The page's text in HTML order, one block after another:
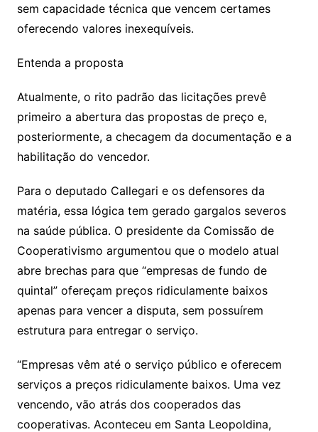
sem capacidade técnica que vencem certames
oferecendo valores inexequíveis.
Entenda a proposta
Atualmente, o rito padrão das licitações prevê
primeiro a abertura das propostas de preço e,
posteriormente, a checagem da documentação e a
habilitação do vencedor.
Para o deputado Callegari e os defensores da
matéria, essa lógica tem gerado gargalos severos
na saúde pública. O presidente da Comissão de
Cooperativismo argumentou que o modelo atual
abre brechas para que “empresas de fundo de
quintal” ofereçam preços ridiculamente baixos
apenas para vencer a disputa, sem possuírem
estrutura para entregar o serviço.
“Empresas vêm até o serviço público e oferecem
serviços a preços ridiculamente baixos. Uma vez
vencendo, vão atrás dos cooperados das
cooperativas. Aconteceu em Santa Leopoldina,